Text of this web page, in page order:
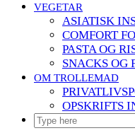
VEGETAR
ASIATISK
COMFORT
PASTA OG
SNACKS OG
OM TROLLEMAD
OPSKRIFTS